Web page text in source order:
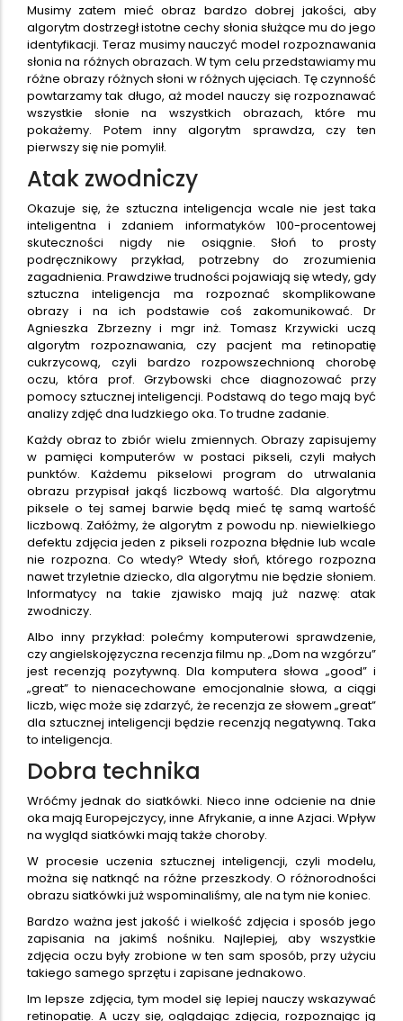
Musimy zatem mieć obraz bardzo dobrej jakości, aby
algorytm dostrzegł istotne cechy słonia służące mu do jego
identyfikacji. Teraz musimy nauczyć model rozpoznawania
słonia na różnych obrazach. W tym celu przedstawiamy mu
różne obrazy różnych słoni w różnych ujęciach. Tę czynność
powtarzamy tak długo, aż model nauczy się rozpoznawać
wszystkie słonie na wszystkich obrazach, które mu
pokażemy. Potem inny algorytm sprawdza, czy ten
pierwszy się nie pomylił.
Atak zwodniczy
Okazuje się, że sztuczna inteligencja wcale nie jest taka
inteligentna i zdaniem informatyków 100-procentowej
skuteczności nigdy nie osiągnie. Słoń to prosty
podręcznikowy przykład, potrzebny do zrozumienia
zagadnienia. Prawdziwe trudności pojawiają się wtedy, gdy
sztuczna inteligencja ma rozpoznać skomplikowane
obrazy i na ich podstawie coś zakomunikować. Dr
Agnieszka Zbrzezny i mgr inż. Tomasz Krzywicki uczą
algorytm rozpoznawania, czy pacjent ma retinopatię
cukrzycową, czyli bardzo rozpowszechnioną chorobę
oczu, która prof. Grzybowski chce diagnozować przy
pomocy sztucznej inteligencji. Podstawą do tego mają być
analizy zdjęć dna ludzkiego oka. To trudne zadanie.
Każdy obraz to zbiór wielu zmiennych. Obrazy zapisujemy
w pamięci komputerów w postaci pikseli, czyli małych
punktów. Każdemu pikselowi program do utrwalania
obrazu przypisał jakąś liczbową wartość. Dla algorytmu
piksele o tej samej barwie będą mieć tę samą wartość
liczbową. Załóżmy, że algorytm z powodu np. niewielkiego
defektu zdjęcia jeden z pikseli rozpozna błędnie lub wcale
nie rozpozna. Co wtedy? Wtedy słoń, którego rozpozna
nawet trzyletnie dziecko, dla algorytmu nie będzie słoniem.
Informatycy na takie zjawisko mają już nazwę: atak
zwodniczy.
Albo inny przykład: polećmy komputerowi sprawdzenie,
czy angielskojęzyczna recenzja filmu np. „Dom na wzgórzu”
jest recenzją pozytywną. Dla komputera słowa „good” i
„great” to nienacechowane emocjonalnie słowa, a ciągi
liczb, więc może się zdarzyć, że recenzja ze słowem „great”
dla sztucznej inteligencji będzie recenzją negatywną. Taka
to inteligencja.
Dobra technika
Wróćmy jednak do siatkówki. Nieco inne odcienie na dnie
oka mają Europejczycy, inne Afrykanie, a inne Azjaci. Wpływ
na wygląd siatkówki mają także choroby.
W procesie uczenia sztucznej inteligencji, czyli modelu,
można się natknąć na różne przeszkody. O różnorodności
obrazu siatkówki już wspominaliśmy, ale na tym nie koniec.
Bardzo ważna jest jakość i wielkość zdjęcia i sposób jego
zapisania na jakimś nośniku. Najlepiej, aby wszystkie
zdjęcia oczu były zrobione w ten sam sposób, przy użyciu
takiego samego sprzętu i zapisane jednakowo.
Im lepsze zdjęcia, tym model się lepiej nauczy wskazywać
retinopatię. A uczy się, oglądając zdjęcia, rozpoznając ją